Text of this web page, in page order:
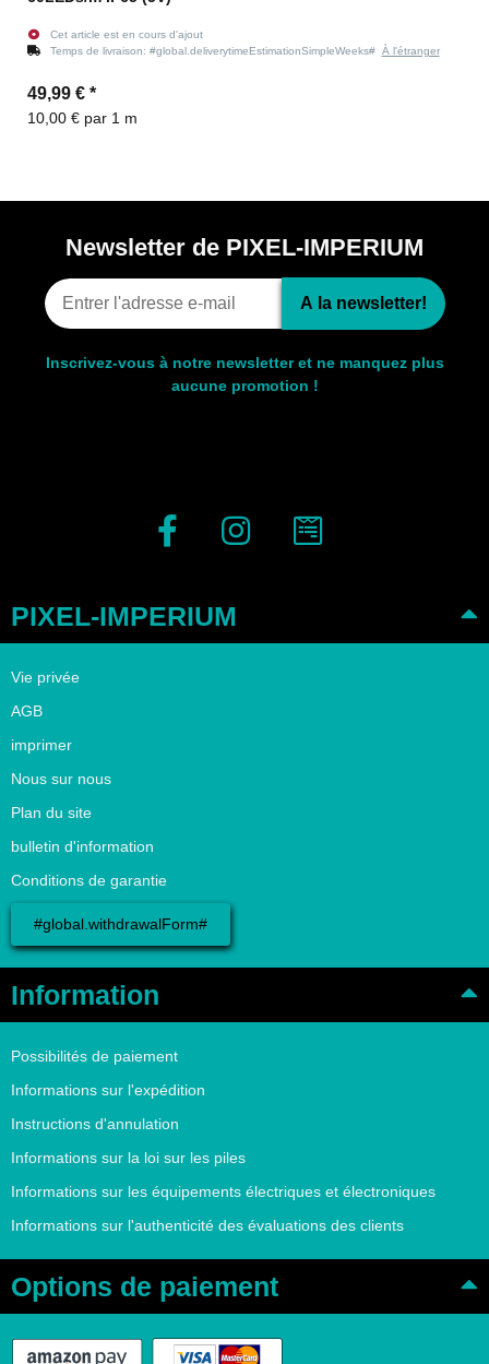
Cet article est en cours d'ajout
Temps de livraison: #global.deliverytimeEstimationSimpleWeeks# À l'étranger
49,99 € *
10,00 € par 1 m
Newsletter de PIXEL-IMPERIUM
A la newsletter!
Inscrivez-vous à notre newsletter et ne manquez plus
aucune promotion !
PIXEL-IMPERIUM
Vie privée
AGB
imprimer
Nous sur nous
Plan du site
bulletin d'information
Conditions de garantie
#global.withdrawalForm#
Information
Possibilités de paiement
Informations sur l'expédition
Instructions d'annulation
Informations sur la loi sur les piles
Informations sur les équipements électriques et électroniques
Informations sur l'authenticité des évaluations des clients
Options de paiement